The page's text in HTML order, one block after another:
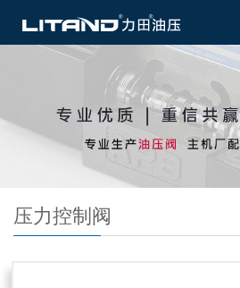
压力控制阀